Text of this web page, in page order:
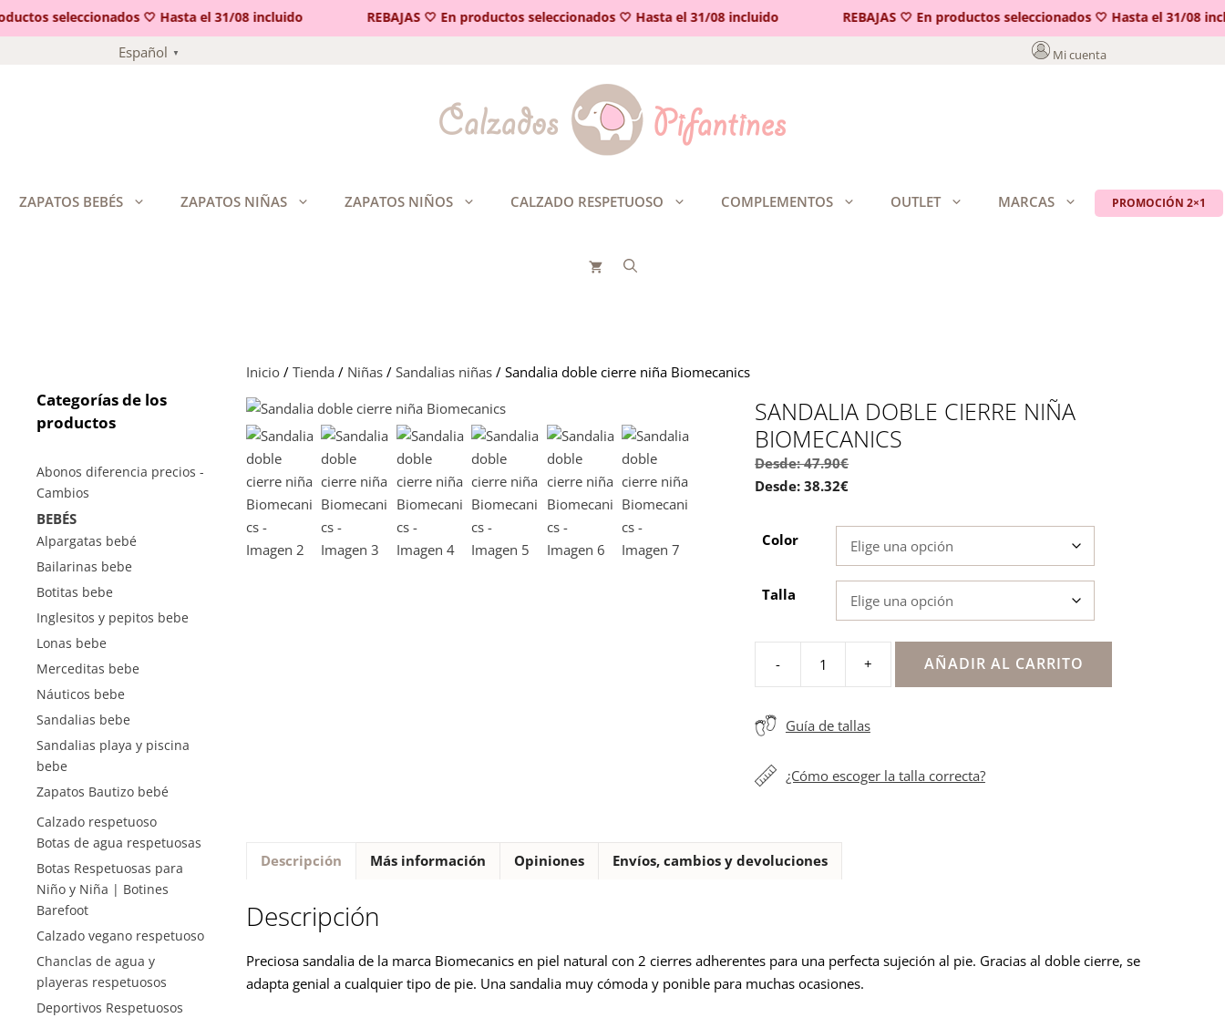
seleccionados 🤍 Hasta el 31/08 incluido REBAJAS 🤍 En productos seleccionados 🤍 Hasta el 31/08 incluido REBAJAS 🤍 En productos seleccionados 🤍 Hasta el 31/08
Español ▼ Mi cuenta
ZAPATOS BEBÉS ZAPATOS NIÑAS ZAPATOS NIÑOS CALZADO RESPETUOSO COMPLEMENTOS OUTLET MARCAS PROMOCIÓN 2×1
Inicio/ Tienda / Niñas/ Sandalias niñas/ Sandalia doble cierre niña Biomecanics
SANDALIA DOBLE CIERRE NIÑA
BIOMECANICS
Desde:47.90€
Desde:38.32€
Color
Talla
-
cierre
niña
Biomecanics
cantidad
+ AÑADIR AL CARRITO
Guía de tallas
¿Cómo escoger la talla correcta?
Descripción Más información Opiniones Envíos, cambios y devoluciones
Descripción
Preciosa sandalia de la marca Biomecanics en piel natural con 2 cierres adherentes para una perfecta sujeción al pie. Gracias al doble cierre, se
adapta genial a cualquier tipo de pie. Una sandalia muy cómoda y ponible para muchas ocasiones.
Categorías de los
productos
Abonos diferencia precios -
Cambios
BEBÉS
Alpargatas bebé
Bailarinas bebe
Botitas bebe
Inglesitos y pepitos bebe
Lonas bebe
Merceditas bebe
Náuticos bebe
Sandalias bebe
Sandalias playa y piscina
bebe
Zapatos Bautizo bebé
Calzado respetuoso
Botas de agua respetuosas
Botas Respetuosas para
Niño y Niña | Botines
Barefoot
Calzado vegano respetuoso
Chanclas de agua y
playeras respetuosos
Deportivos Respetuosos